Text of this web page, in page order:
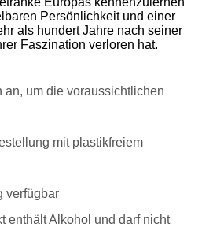
Persönlichkeit und einer
als hundert Jahre nach seiner
Faszination verloren hat.
an, um die voraussichtlichen
mit plastikfreiem
verfügbar
enthält Alkohol und darf nicht